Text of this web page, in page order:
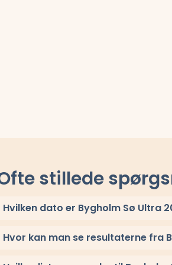
stillede
Hvilken dato er Bygholm Sø Ultra
Bygholm Sø Ultra 2025 løbes lørdag 1.
Hvor kan man se resultaterne fra
Se link til resultaterne eller se alle vindere